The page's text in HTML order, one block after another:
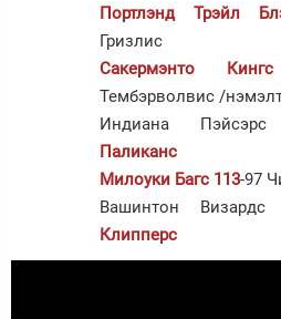
Портлэнд Трэйл
Гризлис
Сакермэнто
Тембэрволвис /
Индиана
Паликанс
Милоуки Багс 113-97
Вашинтон Визардс
Клипперс